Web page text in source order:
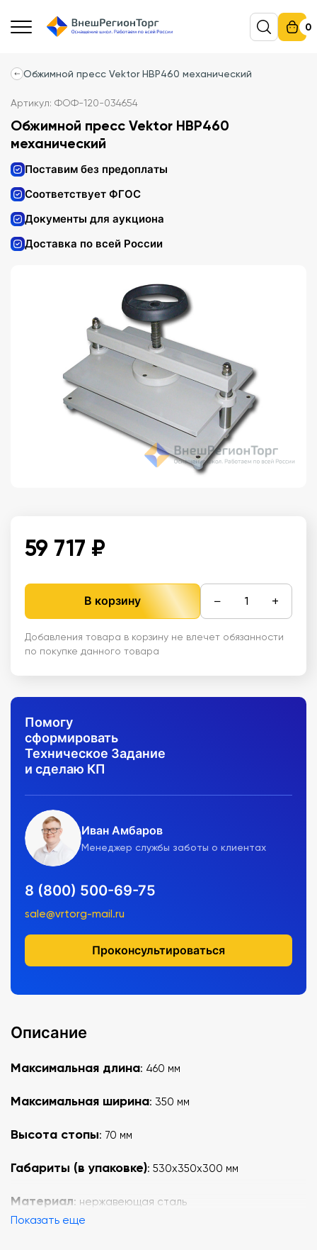
0
Обжимной пресс Vektor HBP460 механический
Артикул: ФОФ-120-034654
Обжимной пресс Vektor HBP460
механический
Поставим без предоплаты
Соответствует ФГОС
Документы для аукциона
Доставка по всей России
59 717 ₽
В корзину − +
Добавления товара в корзину не влечет обязанности
по покупке данного товара
Помогу
сформировать
Техническое Задание
и сделаю КП
Иван Амбаров
Менеджер службы заботы о клиентах
8 (800) 500-69-75
sale@vrtorg-mail.ru
Проконсультироваться
Описание
Максимальная длина: 460 мм
Максимальная ширина: 350 мм
Высота стопы: 70 мм
Габариты (в упаковке): 530x350x300 мм
Материал: нержавеющая сталь
Показать еще